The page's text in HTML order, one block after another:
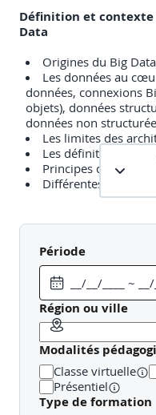
Définition et contexte
Data
Origines du Big Data
Les données au
données, connexions
objets), données
données non
Les limites des
Les définitions des
Principes de
Différentes offres
Propriété des
traitement légal et
Sécurité éthique et
Données
Informations
Réglementation
Accords Nationaux
Période
Région ou ville
Modalités
Classe virtuelle
Présentiel
Type de formation